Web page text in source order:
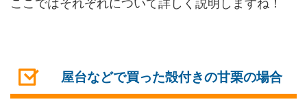
ここではそれぞれについて詳しく説明しますね！
屋台などで買った殻付きの甘栗の場合